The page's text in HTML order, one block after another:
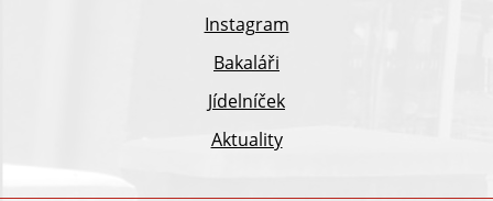
Instagram
Bakaláři
Jídelníček
Aktuality